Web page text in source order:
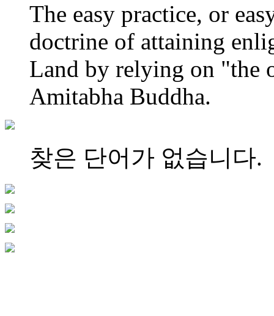
The easy practice, or
doctrine of attaining
Land by relying on "the
Amitabha Buddha.
찾은 단어가 없습니다.